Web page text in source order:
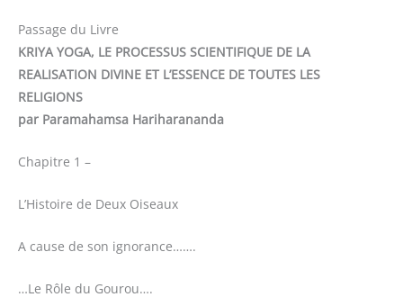
Passage du Livre
KRIYA YOGA, LE PROCESSUS SCIENTIFIQUE DE LA
REALISATION DIVINE ET L’ESSENCE DE TOUTES LES
RELIGIONS
par Paramahamsa Hariharananda
Chapitre 1 –
L’Histoire de Deux Oiseaux
A cause de son ignorance…….
…Le Rôle du Gourou….